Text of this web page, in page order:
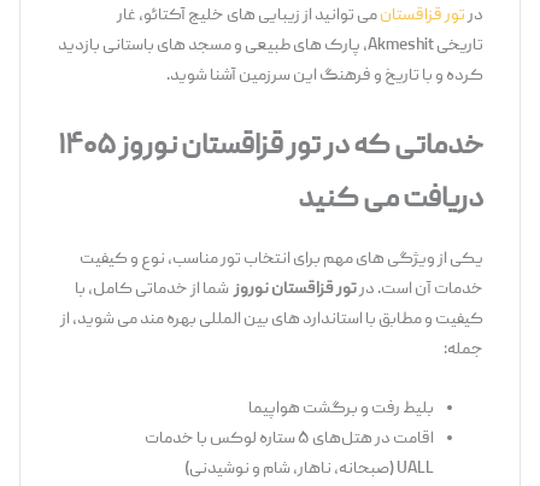
تور قزاقستان می ‌توانید از زیبایی‌ های خلیج آکتائو، غار
تاریخی Akmeshit، پارک ‌های طبیعی و مسجد های باستانی بازدید
کرده و با تاریخ و فرهنگ این سرزمین آشنا شوید.
خدماتی که در تور قزاقستان نوروز ۱۴۰۵
دریافت می‌کنید
یکی از ویژگی ‌های مهم برای انتخاب تور مناسب، نوع و کیفیت
خدمات آن است. درتور قزاقستان نوروزشما از خدماتی کامل، با
کیفیت و مطابق با استاندارد های بین‌ المللی بهره ‌مند می ‌شوید، از
بلیط رفت و برگشت هواپیما
اقامت در هتل‌های ۵ ستاره لوکس با خدمات